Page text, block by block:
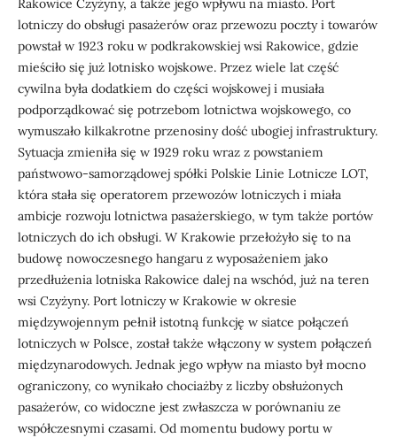
Rakowice Czyżyny, a także jego wpływu na miasto. Port
lotniczy do obsługi pasażerów oraz przewozu poczty i towarów
powstał w 1923 roku w podkrakowskiej wsi Rakowice, gdzie
mieściło się już lotnisko wojskowe. Przez wiele lat część
cywilna była dodatkiem do części wojskowej i musiała
podporządkować się potrzebom lotnictwa wojskowego, co
wymuszało kilkakrotne przenosiny dość ubogiej infrastruktury.
Sytuacja zmieniła się w 1929 roku wraz z powstaniem
państwowo-samorządowej spółki Polskie Linie Lotnicze LOT,
która stała się operatorem przewozów lotniczych i miała
ambicje rozwoju lotnictwa pasażerskiego, w tym także portów
lotniczych do ich obsługi. W Krakowie przełożyło się to na
budowę nowoczesnego hangaru z wyposażeniem jako
przedłużenia lotniska Rakowice dalej na wschód, już na teren
wsi Czyżyny. Port lotniczy w Krakowie w okresie
międzywojennym pełnił istotną funkcję w siatce połączeń
lotniczych w Polsce, został także włączony w system połączeń
międzynarodowych. Jednak jego wpływ na miasto był mocno
ograniczony, co wynikało chociażby z liczby obsłużonych
pasażerów, co widoczne jest zwłaszcza w porównaniu ze
współczesnymi czasami. Od momentu budowy portu w